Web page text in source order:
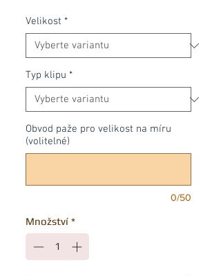
Velikost *
Typ klipu *
Obvod paže pro velikost na míru
(volitelné)
0/50
Množství *